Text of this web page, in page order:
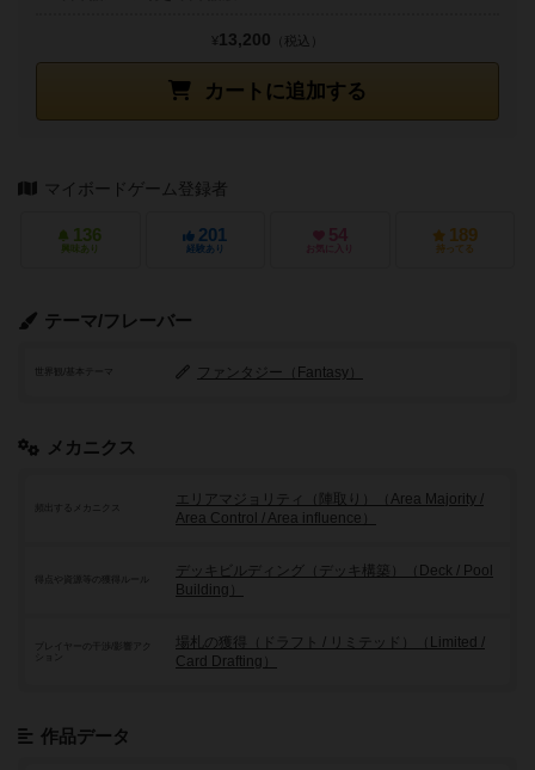
カートに追加する
¥13,200 （税込）
マイボードゲーム登録者
136
興味あり
201
経験あり
54
お気に入り
189
持ってる
テーマ/フレーバー
世界観/基本テーマ ファンタジー（Fantasy）
メカニクス
頻出するメカニクス
エリアマジョリティ（陣取り）（Area Majority /
Area Control / Area influence）
得点や資源等の獲得ルール
デッキビルディング（デッキ構築）（Deck / Pool
Building）
プレイヤーの干渉/影響アク
場札の獲得（ドラフト / リミテッド）（Limited /
Card Drafting）
作品データ